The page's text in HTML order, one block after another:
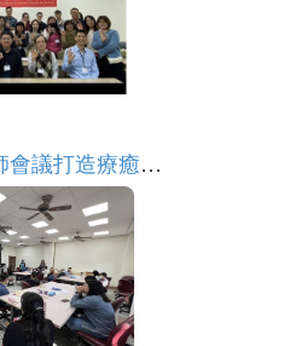
[校內113-1]導師會議打造療癒時光：自由流動,探索內心的祕密